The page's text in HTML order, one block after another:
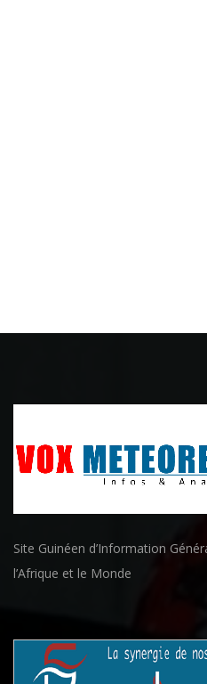
Site Guinéen d’Information
l’Afrique et le Monde